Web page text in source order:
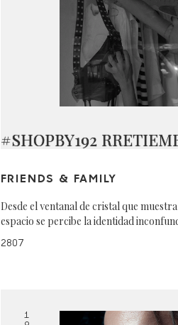
#SHOPBY192
FRIENDS & FAMILY
Desde el ventanal de cristal que
espacio se percibe la identidad
2807
1